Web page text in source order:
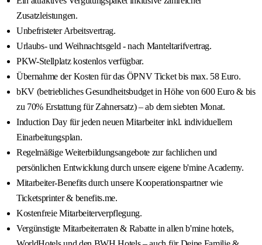
Zusatzleistungen.
Unbefristeter Arbeitsvertrag.
Urlaubs- und Weihnachtsgeld - nach Manteltarifvertrag.
PKW-Stellplatz kostenlos verfügbar.
Übernahme der Kosten für das ÖPNV Ticket bis max. 58 Euro.
bKV (betriebliches Gesundheitsbudget in Höhe von 600 Euro & bis
zu 70% Erstattung für Zahnersatz) – ab dem siebten Monat.
Induction Day für jeden neuen Mitarbeiter inkl. individuellem
Einarbeitungsplan.
Regelmäßige Weiterbildungsangebote zur fachlichen und
persönlichen Entwicklung durch unsere eigene b'mine Academy.
Mitarbeiter-Benefits durch unsere Kooperationspartner wie
Ticketsprinter & benefits.me.
Kostenfreie Mitarbeiterverpflegung.
Vergünstigte Mitarbeiterraten & Rabatte in allen b'mine hotels,